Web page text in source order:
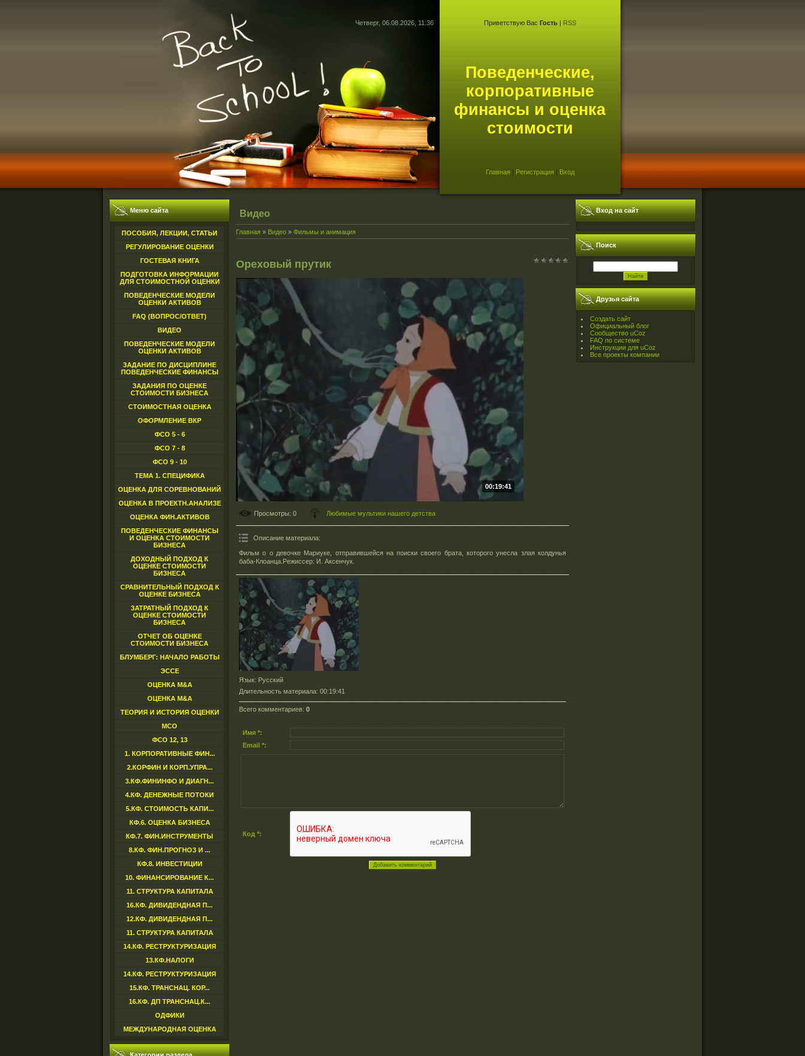
Четверг, 06.08.2026, 11:36 Приветствую Вас Гость| RSS
Поведенческие,
корпоративные
финансы и оценка
стоимости
Главная | Регистрация | Вход
Меню сайта
ПОСОБИЯ, ЛЕКЦИИ, СТАТЬИ
РЕГУЛИРОВАНИЕ ОЦЕНКИ
ГОСТЕВАЯ КНИГА
ПОДГОТОВКА ИНФОРМАЦИИ
ДЛЯ СТОИМОСТНОЙ ОЦЕНКИ
ПОВЕДЕНЧЕСКИЕ МОДЕЛИ
ОЦЕНКИ АКТИВОВ
FAQ (ВОПРОС/ОТВЕТ)
ВИДЕО
ПОВЕДЕНЧЕСКИЕ МОДЕЛИ
ОЦЕНКИ АКТИВОВ
ЗАДАНИЕ ПО ДИСЦИПЛИНЕ
ПОВЕДЕНЧЕСКИЕ ФИНАНСЫ
ЗАДАНИЯ ПО ОЦЕНКЕ
СТОИМОСТИ БИЗНЕСА
СТОИМОСТНАЯ ОЦЕНКА
ОФОРМЛЕНИЕ ВКР
ФСО 5 - 6
ФСО 7 - 8
ФСО 9 - 10
ТЕМА 1. СПЕЦИФИКА
ОЦЕНКА ДЛЯ СОРЕВНОВАНИЙ
ОЦЕНКА В ПРОЕКТН.АНАЛИЗЕ
ОЦЕНКА ФИН.АКТИВОВ
ПОВЕДЕНЧЕСКИЕ ФИНАНСЫ
И ОЦЕНКА СТОИМОСТИ
БИЗНЕСА
ДОХОДНЫЙ ПОДХОД К
ОЦЕНКЕ СТОИМОСТИ
БИЗНЕСА
СРАВНИТЕЛЬНЫЙ ПОДХОД К
ОЦЕНКЕ БИЗНЕСА
ЗАТРАТНЫЙ ПОДХОД К
ОЦЕНКЕ СТОИМОСТИ
БИЗНЕСА
ОТЧЕТ ОБ ОЦЕНКЕ
СТОИМОСТИ БИЗНЕСА
БЛУМБЕРГ: НАЧАЛО РАБОТЫ
ЭССЕ
ОЦЕНКА M&A
ОЦЕНКА M&A
ТЕОРИЯ И ИСТОРИЯ ОЦЕНКИ
МСО
ФСО 12, 13
1. КОРПОРАТИВНЫЕ ФИН...
2.КОРФИН И КОРП.УПРА...
3.КФ.ФИНИНФО И ДИАГН...
4.КФ. ДЕНЕЖНЫЕ ПОТОКИ
5.КФ. СТОИМОСТЬ КАПИ...
КФ.6. ОЦЕНКА БИЗНЕСА
КФ.7. ФИН.ИНСТРУМЕНТЫ
8.КФ. ФИН.ПРОГНОЗ И ...
КФ.8. ИНВЕСТИЦИИ
10. ФИНАНСИРОВАНИЕ К...
11. СТРУКТУРА КАПИТАЛА
16.КФ. ДИВИДЕНДНАЯ П...
12.КФ. ДИВИДЕНДНАЯ П...
11. СТРУКТУРА КАПИТАЛА
14.КФ. РЕСТРУКТУРИЗАЦИЯ
13.КФ.НАЛОГИ
14.КФ. РЕСТРУКТУРИЗАЦИЯ
15.КФ. ТРАНСНАЦ. КОР...
16.КФ. ДП ТРАНСНАЦ.К...
ОДФИКИ
МЕЖДУНАРОДНАЯ ОЦЕНКА
Видео
Главная » Видео » Фильмы и анимация
Ореховый прутик
00:19:41
Просмотры: 0 Любимые мультики нашего детства
Описание материала:
Фильм о о девочке Мариуке, отправившейся на поиски своего брата, которого унесла злая колдунья
баба-Клоанца.Режиссер: И. Аксенчук.
Язык: Русский
Длительность материала: 00:19:41
Всего комментариев: 0
Имя *:
Email *:
Код *:
Вход на сайт
Поиск
Друзья сайта
Создать сайт
Официальный блог
Сообщество uCoz
FAQ по системе
Инструкции для uCoz
Все проекты компании